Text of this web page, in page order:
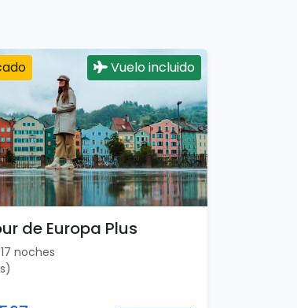
Vuelo incluido
de Europa Plus
noches